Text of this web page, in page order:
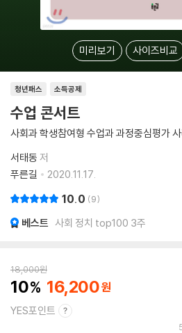
미리보기 사이즈비교
소득공제
청년패스
수업 콘서트
사회과 학생참여형 수업과 과정중심평가
서태동 저
푸른길
2020.11.17.
10.0 9
베스트 사회 정치 top100 3주
18,000원
10 16,200
YES포인트